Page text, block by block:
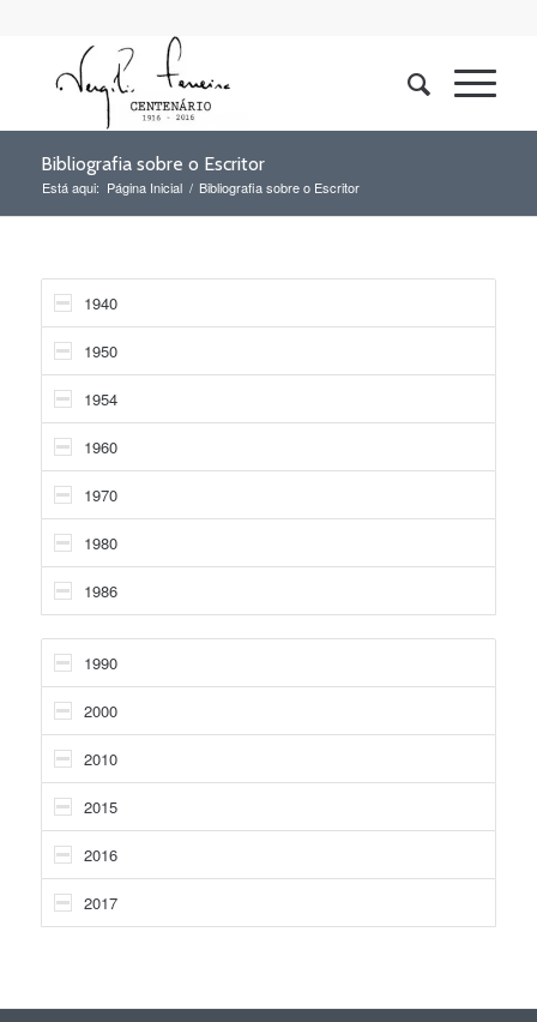
Bibliografia sobre o Escritor
Está aqui: Página Inicial / Bibliografia sobre o Escritor
1940
1950
1954
1960
1970
1980
1986
1990
2000
2010
2015
2016
2017